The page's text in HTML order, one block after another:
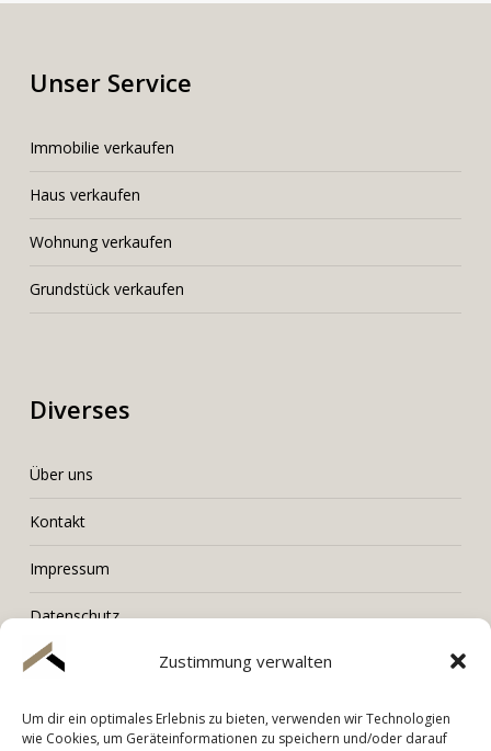
Zustimmung verwalten
Um dir ein optimales Erlebnis zu bieten, verwenden wir Technologien
wie Cookies, um Geräteinformationen zu speichern und/oder darauf
Unser Service
Immobilie verkaufen
Haus verkaufen
Wohnung verkaufen
Grundstück verkaufen
Diverses
Über uns
Kontakt
Impressum
Datenschutz
LORENZ Immobilien